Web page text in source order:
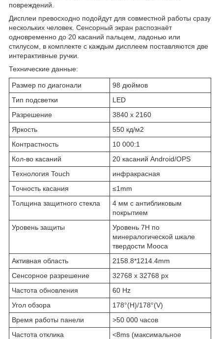
повреждений.
Дисплеи превосходно подойдут для совместной работы сразу
нескольких человек. Сенсорный экран распознаёт
одновременно до 20 касаний пальцем, ладонью или
стилусом, в комплекте с каждым дисплеем поставляются две
интерактивные ручки.
Технические данные:
Размер по диагонали
98 дюймов
Тип подсветки
LED
Разрешение
3840 x 2160
Яркость
550 кд/м2
Контрастность
10 000:1
Кол-во касаний
20 касаний Android/OPS
Технология Touch
инфракрасная
Точность касания
≤1mm
Толщина защитного стекла
4 мм с антибликовым
покрытием
Уровень защиты
Уровень 7H по
минералогической шкале
твердости Мооса
Активная область
2158.8*1214.4mm
Сенсорное разрешение
32768 x 32768 px
Частота обновления
60 Hz
Угол обзора
178°(H)/178°(V)
Время работы панели
>50 000 часов
Частота отклика
<8ms (максимальное